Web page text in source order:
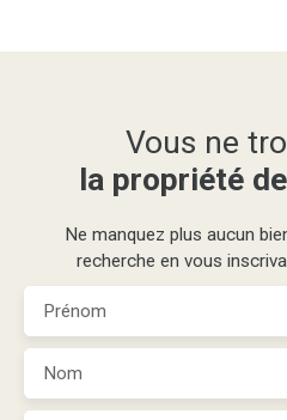
Vous ne
la propriété
Ne manquez plus aucun
recherche en vous
Prénom
Nom